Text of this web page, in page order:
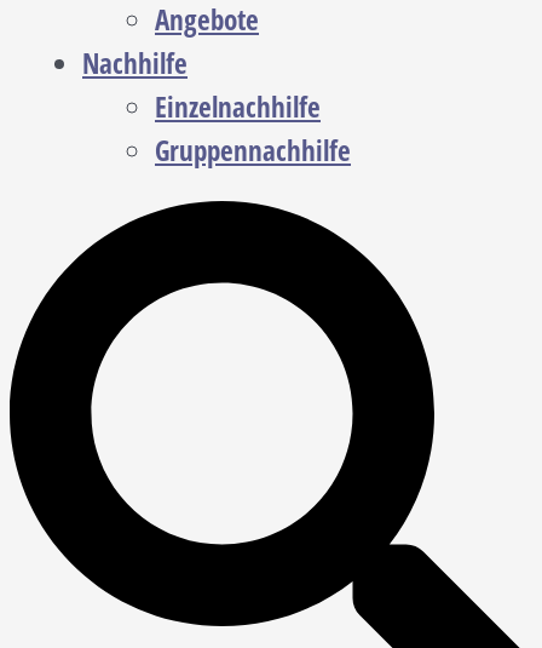
Angebote
Nachhilfe
Einzelnachhilfe
Gruppennachhilfe